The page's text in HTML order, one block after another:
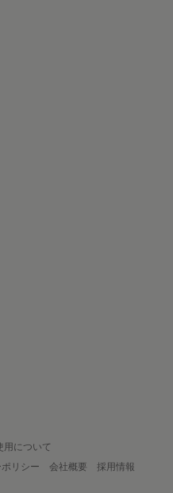
について
リシー 会社概要
採用情報